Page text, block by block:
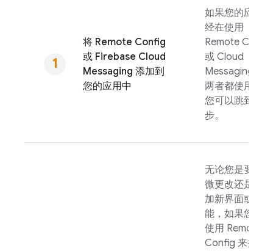
将 Remote Config
或 Firebase Cloud
Messaging 添加到
您的应用中
如果您的应用已
经在使用
Remote Config
或 Cloud
Messaging
两者都使用），
您可以跳到下一
步。
无论您是要做细
微更改还是要添
加新界面或功
能，如果您可以
使用 Remote
Config 来控制